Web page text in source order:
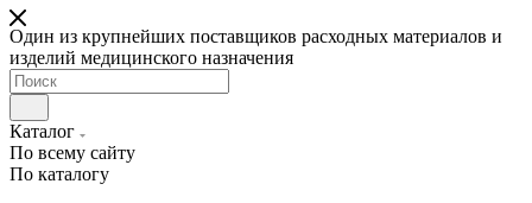
Один из крупнейших поставщиков расходных материалов и
изделий медицинского назначения
Каталог
По всему сайту
По каталогу